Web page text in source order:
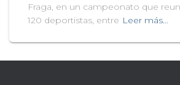
Fraga, en un campeonato que
120 deportistas, entre Leer más…